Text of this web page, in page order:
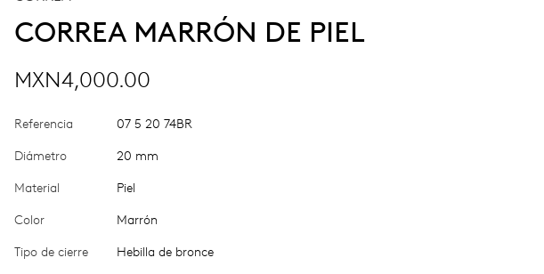
CORREA MARRÓN DE PIEL
MXN4,000.00
Referencia 07 5 20 74BR
Diámetro 20 mm
Material Piel
Color Marrón
Tipo de cierre Hebilla de bronce